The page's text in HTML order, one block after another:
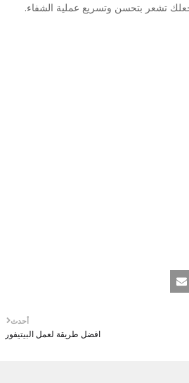
تشعر بتحسن وتسريع عملية الشفاء.
أحدث
افضل طريقة لعمل البيتيفور